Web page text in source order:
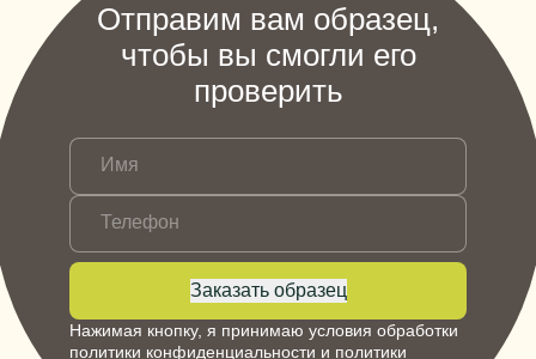
Отправим вам образец,
чтобы вы смогли его
проверить
Имя
Телефон
Заказать образец
Нажимая кнопку, я принимаю условия обработки
политики конфиденциальности и политики